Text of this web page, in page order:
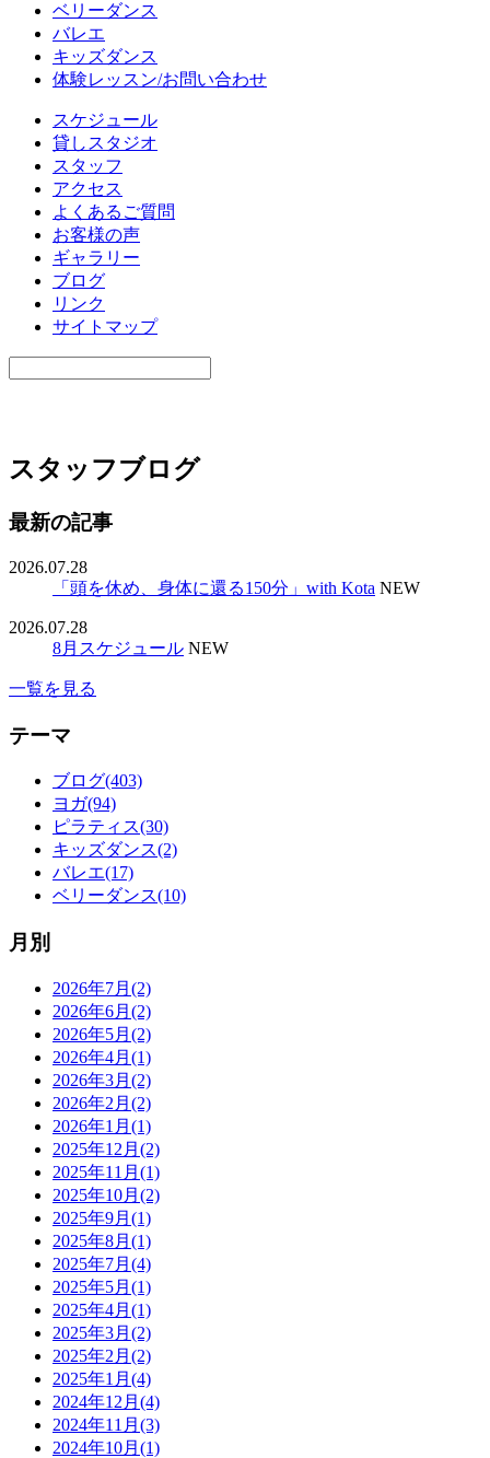
ベリーダンス
バレエ
キッズダンス
体験レッスン/お問い合わせ
スケジュール
貸しスタジオ
スタッフ
アクセス
よくあるご質問
お客様の声
ギャラリー
ブログ
リンク
サイトマップ
スタッフブログ
最新の記事
2026.07.28
「頭を休め、身体に還る150分」with Kota NEW
2026.07.28
8月スケジュール NEW
一覧を見る
テーマ
ブログ(403)
ヨガ(94)
ピラティス(30)
キッズダンス(2)
バレエ(17)
ベリーダンス(10)
月別
2026年7月(2)
2026年6月(2)
2026年5月(2)
2026年4月(1)
2026年3月(2)
2026年2月(2)
2026年1月(1)
2025年12月(2)
2025年11月(1)
2025年10月(2)
2025年9月(1)
2025年8月(1)
2025年7月(4)
2025年5月(1)
2025年4月(1)
2025年3月(2)
2025年2月(2)
2025年1月(4)
2024年12月(4)
2024年11月(3)
2024年10月(1)